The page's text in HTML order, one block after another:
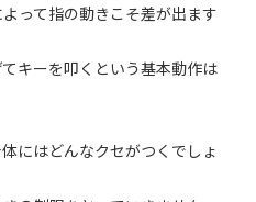
って指の動きこそ差が出ます
キーを叩くという基本動作は
にはどんなクセがつくでしょ